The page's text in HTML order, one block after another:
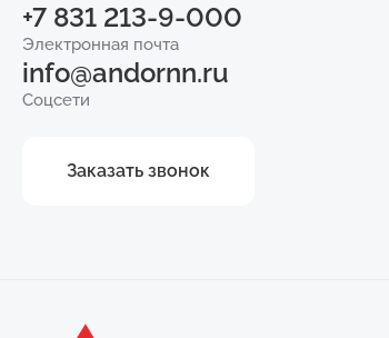
+7 831 213-9-000
Электронная почта
info@andornn.ru
Соцсети
Заказать звонок